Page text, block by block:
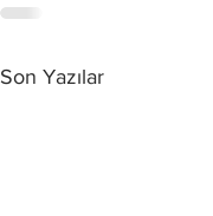
Son Yazılar